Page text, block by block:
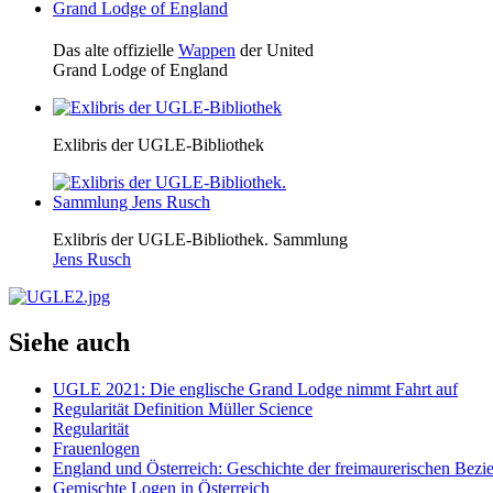
Das alte offizielle Wappen der United
Grand Lodge of England
Exlibris der UGLE-Bibliothek
Exlibris der UGLE-Bibliothek. Sammlung
Jens Rusch
Siehe auch
UGLE 2021: Die englische Grand Lodge nimmt Fahrt auf
Regularität Definition Müller Science
Regularität
Frauenlogen
England und Österreich: Geschichte der freimaurerischen
Gemischte Logen in Österreich